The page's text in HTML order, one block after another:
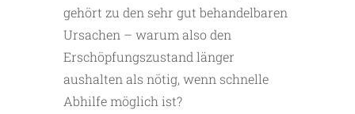
gehört zu den sehr gut behandelbaren
Ursachen – warum also den
Erschöpfungszustand länger
aushalten als nötig, wenn schnelle
Abhilfe möglich ist?